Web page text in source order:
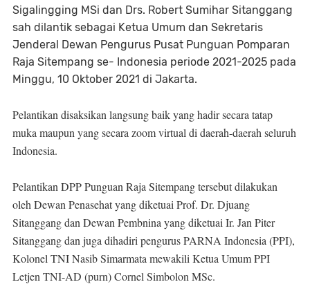
Sigalingging MSi dan Drs. Robert Sumihar Sitanggang
sah dilantik sebagai Ketua Umum dan Sekretaris
Jenderal Dewan Pengurus Pusat Punguan Pomparan
Raja Sitempang se- Indonesia periode 2021-2025 pada
Minggu, 10 Oktober 2021 di Jakarta.
Pelantikan disaksikan langsung baik yang hadir secara tatap
muka maupun yang secara zoom virtual di daerah-daerah seluruh
Indonesia.
Pelantikan DPP Punguan Raja Sitempang tersebut dilakukan
oleh Dewan Penasehat yang diketuai Prof. Dr. Djuang
Sitanggang dan Dewan Pembnina yang diketuai Ir. Jan Piter
Sitanggang dan juga dihadiri pengurus PARNA Indonesia (PPI),
Kolonel TNI Nasib Simarmata mewakili Ketua Umum PPI
Letjen TNI-AD (purn) Cornel Simbolon MSc.